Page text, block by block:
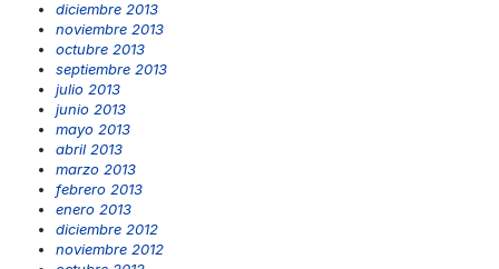
diciembre 2013
noviembre 2013
octubre 2013
septiembre 2013
julio 2013
junio 2013
mayo 2013
abril 2013
marzo 2013
febrero 2013
enero 2013
diciembre 2012
noviembre 2012